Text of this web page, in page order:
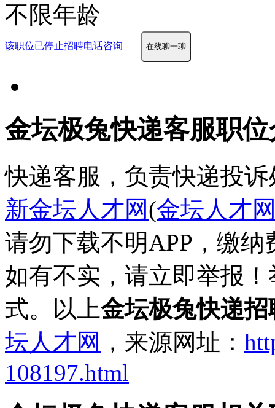
不限年龄
该职位已停止招聘电话咨询 在线聊一聊
金坛极兔快递客服职
快递客服，负责快递投
新金坛人才网(金坛人才
请勿下载不明APP，缴
如有不实，请立即举报
式。以上金坛极兔快递
坛人才网 ，来源网址：
108197.html